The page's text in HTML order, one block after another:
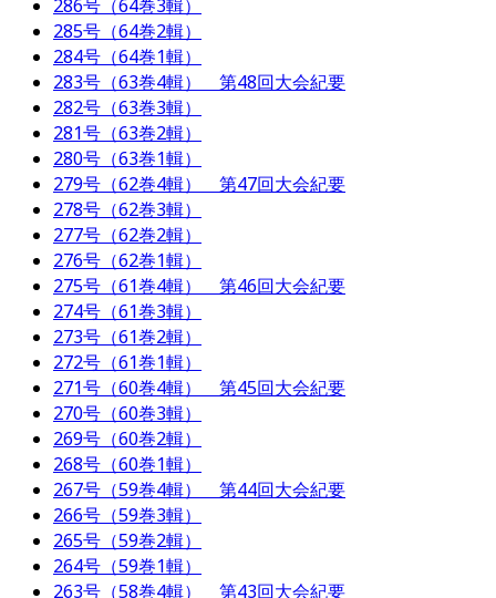
286号（64巻3輯）
285号（64巻2輯）
284号（64巻1輯）
283号（63巻4輯） 第48回大会紀要
282号（63巻3輯）
281号（63巻2輯）
280号（63巻1輯）
279号（62巻4輯） 第47回大会紀要
278号（62巻3輯）
277号（62巻2輯）
276号（62巻1輯）
275号（61巻4輯） 第46回大会紀要
274号（61巻3輯）
273号（61巻2輯）
272号（61巻1輯）
271号（60巻4輯） 第45回大会紀要
270号（60巻3輯）
269号（60巻2輯）
268号（60巻1輯）
267号（59巻4輯） 第44回大会紀要
266号（59巻3輯）
265号（59巻2輯）
264号（59巻1輯）
263号（58巻4輯） 第43回大会紀要